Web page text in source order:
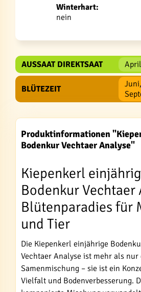
Winterhart:
nein
AUSSAAT DIREKTSAAT
BLÜTEZEIT
Produktinformationen
Bodenkur Vechtaer Analyse"
Kiepenkerl
Bodenkur Vechtaer
Blütenparadies für
und Tier
Die Kiepenkerl einjährige
Vechtaer Analyse ist mehr als nur
Samenmischung – sie ist ein
Vielfalt und Bodenverbesserung.